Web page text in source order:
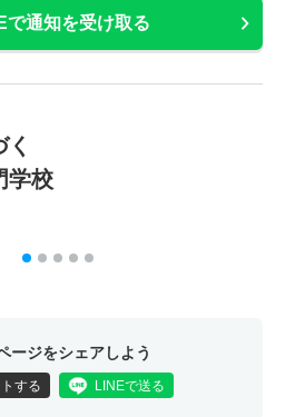
で通知を受け取る
学校
ージをシェアしよう
する LINEで送る